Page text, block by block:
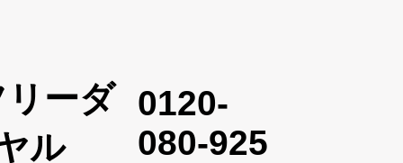
0120-
080-925